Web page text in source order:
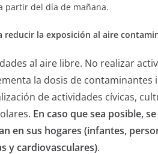
partir del día de mañana.
reducir la exposición al aire
al aire libre. No realizar
la dosis de contaminantes
de actividades cívicas,
En caso que sea posible,
en sus hogares (infantes,
y cardiovasculares).